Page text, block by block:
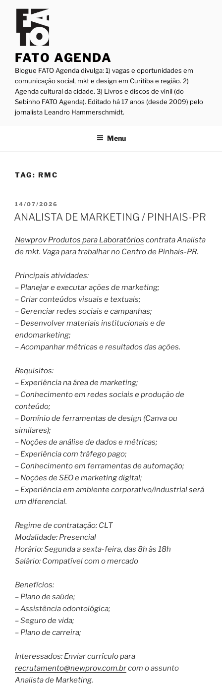
conteúdo
FATO AGENDA
Blogue FATO Agenda divulga: 1) vagas e oportunidades em
comunicação social, mkt e design em Curitiba e região. 2)
Agenda cultural da cidade. 3) Livros e discos de vinil (do
Sebinho FATO Agenda). Editado há 17 anos (desde 2009) pelo
jornalista Leandro Hammerschmidt.
Menu
TAG: RMC
PUBLICADO
EM
14/07/2026
ANALISTA DE MARKETING / PINHAIS-PR
Newprov Produtos para Laboratórios contrata Analista
de mkt. Vaga para trabalhar no Centro de Pinhais-PR.
Principais atividades:
– Planejar e executar ações de marketing;
– Criar conteúdos visuais e textuais;
– Gerenciar redes sociais e campanhas;
– Desenvolver materiais institucionais e de
endomarketing;
– Acompanhar métricas e resultados das ações.
Requisitos:
– Experiência na área de marketing;
– Conhecimento em redes sociais e produção de
conteúdo;
– Domínio de ferramentas de design (Canva ou
similares);
– Noções de análise de dados e métricas;
– Experiência com tráfego pago;
– Conhecimento em ferramentas de automação;
– Noções de SEO e marketing digital;
– Experiência em ambiente corporativo/industrial será
um diferencial.
Regime de contratação: CLT
Modalidade: Presencial
Horário: Segunda a sexta-feira, das 8h às 18h
Salário: Compatível com o mercado
Benefícios:
– Plano de saúde;
– Assistência odontológica;
– Seguro de vida;
– Plano de carreira;
Interessados: Enviar currículo para
recrutamento@newprov.com.brcom o assunto
Analista de Marketing.